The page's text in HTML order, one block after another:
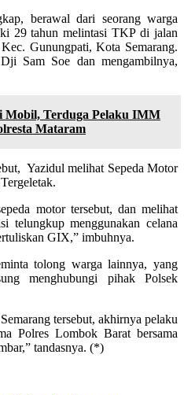
berawal dari seorang warga
29 tahun melintasi TKP di jalan
Gunungpati, Kota Semarang.
Sam Soe dan mengambilnya,
Mobil, Terduga Pelaku IMM
Mataram
Yazidul melihat Sepeda Motor
motor tersebut, dan melihat
telungkup menggunakan celana
GIX,” imbuhnya.
tolong warga lainnya, yang
menghubungi pihak Polsek
tersebut, akhirnya pelaku
Polres Lombok Barat bersama
tandasnya. (*)